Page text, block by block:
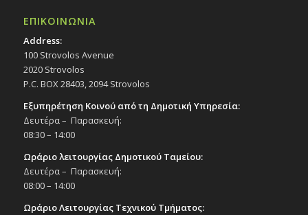
ΕΠΙΚΟΙΝΩΝΙΑ
Address:
100 Strovolos Avenue
2020 Strovolos
P.C. BOX 28403, 2094 Strovolos
Εξυπηρέτηση Κοινού από τη Δημοτική Υπηρεσία:
Δευτέρα – Παρασκευή:
08:30 – 14:00
Ωράριο λειτουργίας Δημοτικού Ταμείου:
Δευτέρα – Παρασκευή:
08:00 – 14:00
Ωράριο Λειτουργίας Τεχνικού Τμήματος: